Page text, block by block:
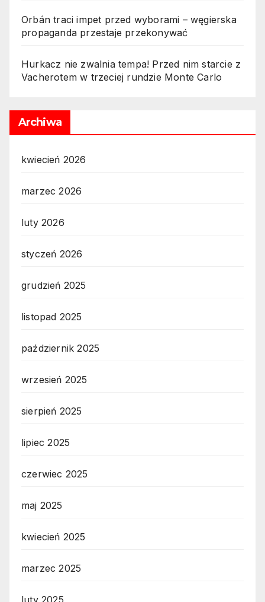
Orbán traci impet przed wyborami – węgierska
propaganda przestaje przekonywać
Hurkacz nie zwalnia tempa! Przed nim starcie z
Vacherotem w trzeciej rundzie Monte Carlo
Archiwa
kwiecień 2026
marzec 2026
luty 2026
styczeń 2026
grudzień 2025
listopad 2025
październik 2025
wrzesień 2025
sierpień 2025
lipiec 2025
czerwiec 2025
maj 2025
kwiecień 2025
marzec 2025
luty 2025